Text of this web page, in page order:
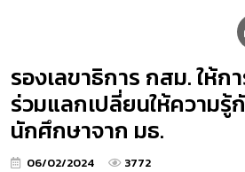
รองเลขาธิการ กสม. ให้ก
ร่วมแลกเปลี่ยนให้ความรู้
นักศึกษาจาก มธ.
06/02/2024 3772